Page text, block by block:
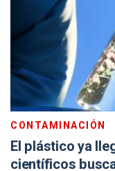
CONTAMINACIÓN
El plástico ya
científicos